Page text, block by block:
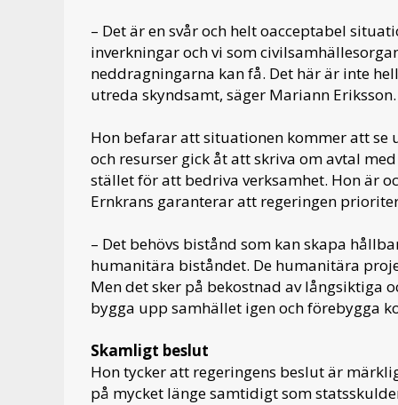
– Det är en svår och helt oacceptabel
inverkningar och vi som
neddragningarna kan få. Det här är inte
utreda skyndsamt, säger Mariann Eriksson.
Hon befarar att situationen kommer att se
och resurser gick åt att skriva om avtal
stället för att bedriva verksamhet. Hon är
Ernkrans garanterar att regeringen
– Det behövs bistånd som kan skapa
humanitära biståndet. De humanitära
Men det sker på bekostnad av långsiktiga
bygga upp samhället igen och förebygga
Skamligt beslut
Hon tycker att regeringens beslut är
på mycket länge samtidigt som